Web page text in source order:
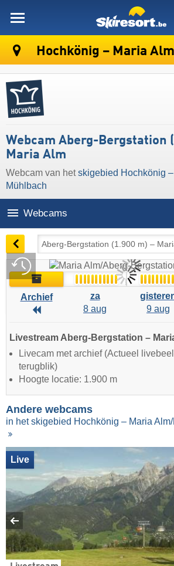
Hochkönig – Maria Alm/​
Webcam Aberg-Bergstation
Maria Alm
Webcam van hetskigebied Hochkönig
Mühlbach
Webcams
Live
11:08 | vandaag 10 aug
Archief
Archief
Archief
za
8 aug
9 aug
Livestream Aberg-Bergstation –
Livecam met archief (Actueel
terugblik)
Hoogte locatie: 1.900 m
Andere webcams
in het skigebied Hochkönig – Maria
Live